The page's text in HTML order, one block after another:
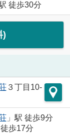
徒歩30分
)
３丁目10-
」駅 徒歩9分
歩17分